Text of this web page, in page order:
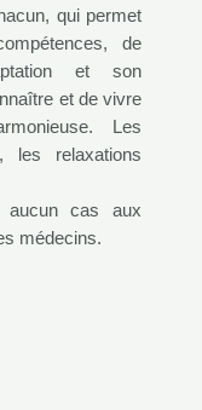
qui permet
de
et son
et de vivre
Les
les relaxations
aucun cas aux
médecins.